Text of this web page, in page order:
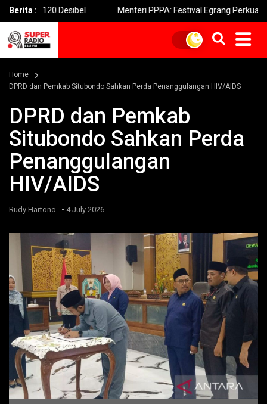
Berita :
Desibel Menteri PPPA: Festival Egrang Perkuat Ruang
Home
DPRD dan Pemkab Situbondo Sahkan Perda Penanggulangan HIV/AIDS
DPRD dan Pemkab
Situbondo Sahkan Perda
Penanggulangan
HIV/AIDS
Rudy Hartono - 4 July 2026